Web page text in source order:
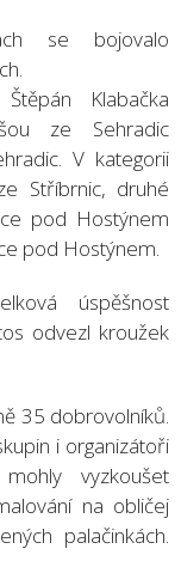
se bojovalo
Štěpán Klabačka
ze Sehradic
V kategorii
Stříbrnic, druhé
pod Hostýnem
pod Hostýnem.
úspěšnost
odvezl kroužek
35 dobrovolníků.
i organizátoři
vyzkoušet
na obličej
palačinkách.